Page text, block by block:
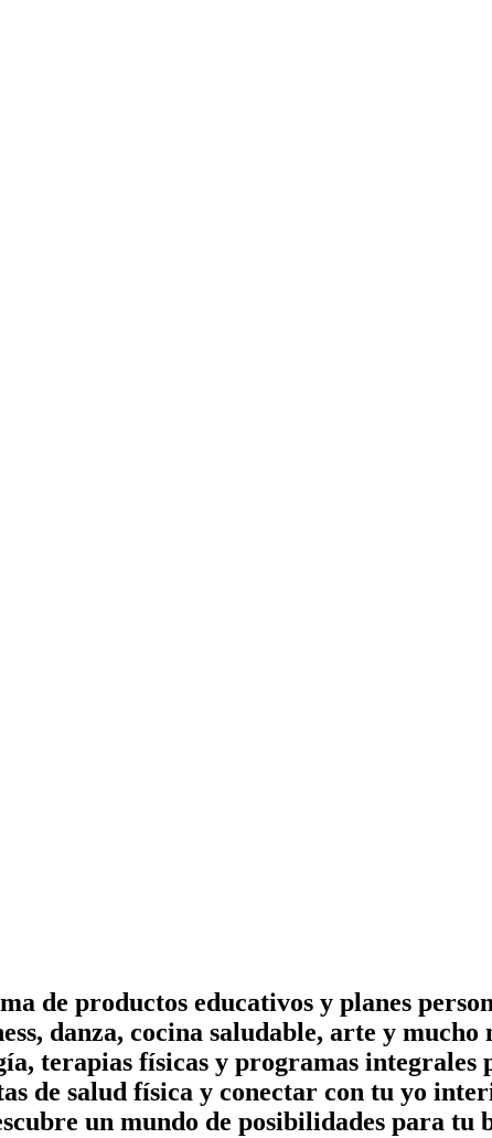
de productos educativos y planes
danza, cocina saludable, arte y mucho
terapias físicas y programas
de salud física y conectar con tu yo
un mundo de posibilidades para tu